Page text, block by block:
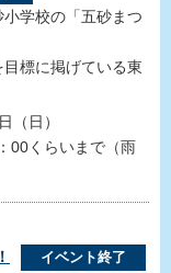
学校の「五砂まつ
標に掲げている東
（日）
00くらいまで（雨
イベント終了